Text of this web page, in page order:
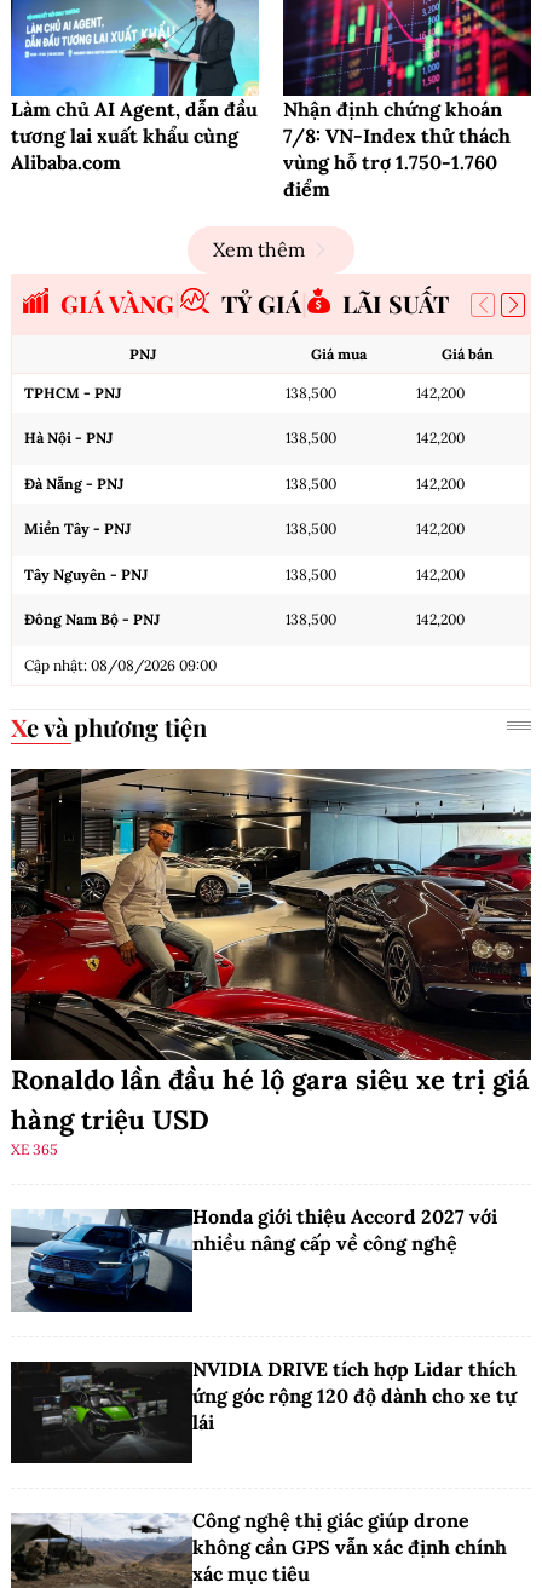
Làm chủ AI Agent, dẫn đầu
tương lai xuất khẩu cùng
Alibaba.com
Nhận định chứng khoán
7/8: VN-Index thử thách
vùng hỗ trợ 1.750-1.760
điểm
Xem thêm
GIÁ VÀNG TỶ GIÁ LÃI SUẤT
PNJ Giá mua Giá bán
TPHCM - PNJ 138,500 142,200
Hà Nội - PNJ 138,500 142,200
Đà Nẵng - PNJ 138,500 142,200
Miền Tây - PNJ 138,500 142,200
Tây Nguyên - PNJ 138,500 142,200
Đông Nam Bộ - PNJ 138,500 142,200
Cập nhật: 08/08/2026 09:00
Xe và phương tiện
Ronaldo lần đầu hé lộ gara siêu xe trị giá
hàng triệu USD
XE 365
Honda giới thiệu Accord 2027 với
nhiều nâng cấp về công nghệ
NVIDIA DRIVE tích hợp Lidar thích
ứng góc rộng 120 độ dành cho xe tự
lái
Công nghệ thị giác giúp drone
không cần GPS vẫn xác định chính
xác mục tiêu